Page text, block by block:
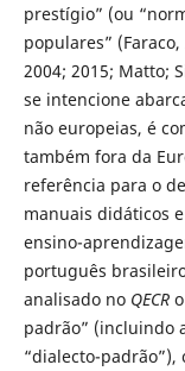
prestígio” (ou
populares”
2004; 2015; Matto;
se intencione
não europeias, é
também fora da
referência para o
manuais didáticos
ensino-
português
analisado no QECRo
padrão” (incluindo
“dialecto-